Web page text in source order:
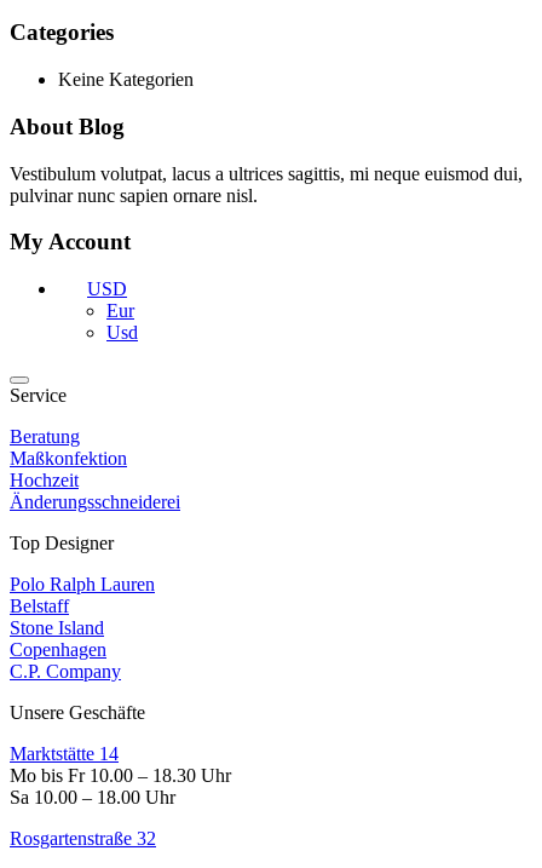
Categories
Keine Kategorien
About Blog
Vestibulum volutpat, lacus a ultrices sagittis, mi neque euismod dui,
pulvinar nunc sapien ornare nisl.
My Account
USD
Eur
Usd
Service
Beratung
Maßkonfektion
Hochzeit
Änderungsschneiderei
Top Designer
Polo Ralph Lauren
Belstaff
Stone Island
Copenhagen
C.P. Company
Unsere Geschäfte
Marktstätte 14
Mo bis Fr 10.00 – 18.30 Uhr
Sa 10.00 – 18.00 Uhr
Rosgartenstraße 32